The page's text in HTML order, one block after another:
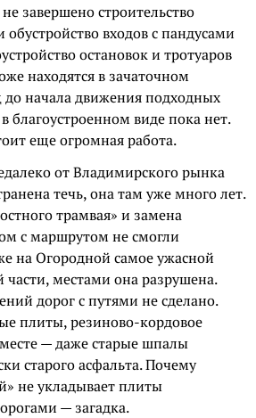
завершено строительство
входов с пандусами
остановок и тротуаров
находятся в зачаточном
до начала движения подходных
благоустроенном виде пока нет.
еще огромная работа.
от Владимирского рынка
течь, она там уже много лет.
трамвая» и замена
с маршрутом не смогли
на Огородной самое ужасной
части, местами она разрушена.
дорог с путями не сделано.
плиты, резиново-кордовое
— даже старые шпалы
старого асфальта. Почему
не укладывает плиты
— загадка.